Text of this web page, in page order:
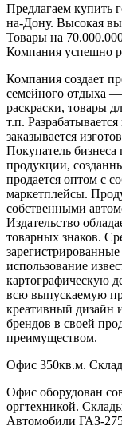
Предлагаем купить
на-Дону. Высокая
Товары на
Компания успешно
Компания создает
семейного отдыха
раскраски, товары
т.п.
заказывается
Покупатель бизнеса
продукции,
продается оптом с
маркетплейсы.
собственными
Издательство
товарных знаков.
использование
картографическую
всю выпускаемую
креативный дизайн
брендов в своей
преимуществом.
Офис 350кв.м.
Офис оборудован
оргтехникой.
Автомобили ГАЗ-